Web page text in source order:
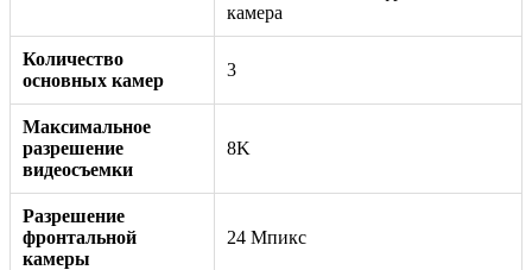
камера
Количество
основных камер
3
Максимальное
разрешение
видеосъемки
8K
Разрешение
фронтальной
камеры
24 Мпикс